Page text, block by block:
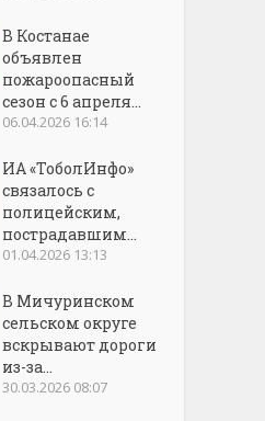
В Костанае
объявлен
пожароопасный
сезон с 6 апреля...
06.04.2026 16:14
ИА «ТоболИнфо»
связалось с
полицейским,
пострадавшим...
01.04.2026 13:13
В Мичуринском
сельском округе
вскрывают дороги
из-за...
30.03.2026 08:07